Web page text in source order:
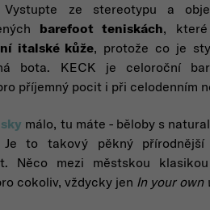
ze stereotypu a
barefoot teniskách,
italské kůže, protože co je
bota. KECK je celoroční
příjemný pocit i při celodenním
málo, tu máte - běloby s
to takový pěkný přírodnější
Něco mezi městskou
cokoliv, vždycky jen In your own